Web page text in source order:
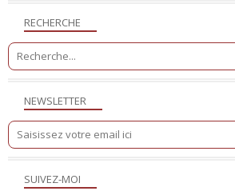
NEWSLETTER
SUIVEZ-MOI
RECHERCHE